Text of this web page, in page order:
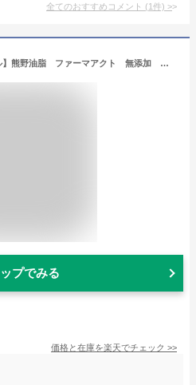
全てのおすすめコメント (1件) >
【令和・早い者勝ちセール】熊野油脂 ファーマアクト 無添加 クレンジングオイル 500ml 本体( 4513574022829 )
プでみる
価格と在庫を楽天でチェック >>